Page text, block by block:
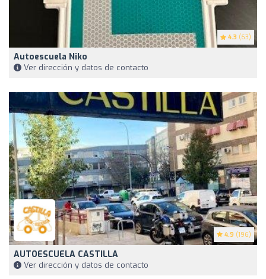
4.3 (63)
Autoescuela Niko
Ver dirección y datos de contacto
4.9 (196)
AUTOESCUELA CASTILLA
Ver dirección y datos de contacto